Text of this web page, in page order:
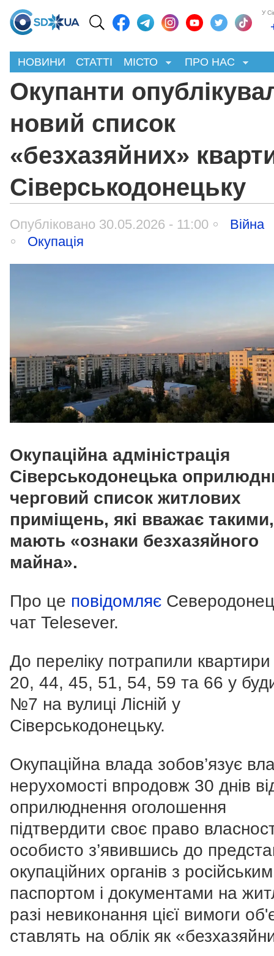
У
НОВИНИ СТАТТІ МІСТО ПРО НАС
Окупанти
новий список
«безхазяйних»
Сіверськодонецьку
Опубліковано 30.05.2026 - 11:00
Війна
Окупація
Окупаційна адміністрація
Сіверськодонецька
черговий список житлових
приміщень, які вважає
мають «ознаки безхазяйного
майна».
Про це повідомляє
чат Telesever.
До переліку потрапили
20, 44, 45, 51, 54, 59 та 66 у
№7 на вулиці Лісній у
Сіверськодонецьку.
Окупаційна влада зобов’язує
нерухомості впродовж 30 днів
оприлюднення оголошення
підтвердити своє право
особисто з’явившись до
окупаційних органів з російським
паспортом і документами на
разі невиконання цієї вимоги
ставлять на облік як